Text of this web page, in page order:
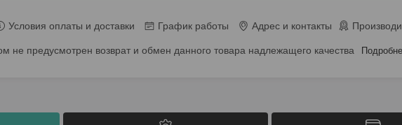
Условия оплаты и доставки График работы Адрес и контакты
не предусмотрен возврат и обмен данного товара надлежащего качества